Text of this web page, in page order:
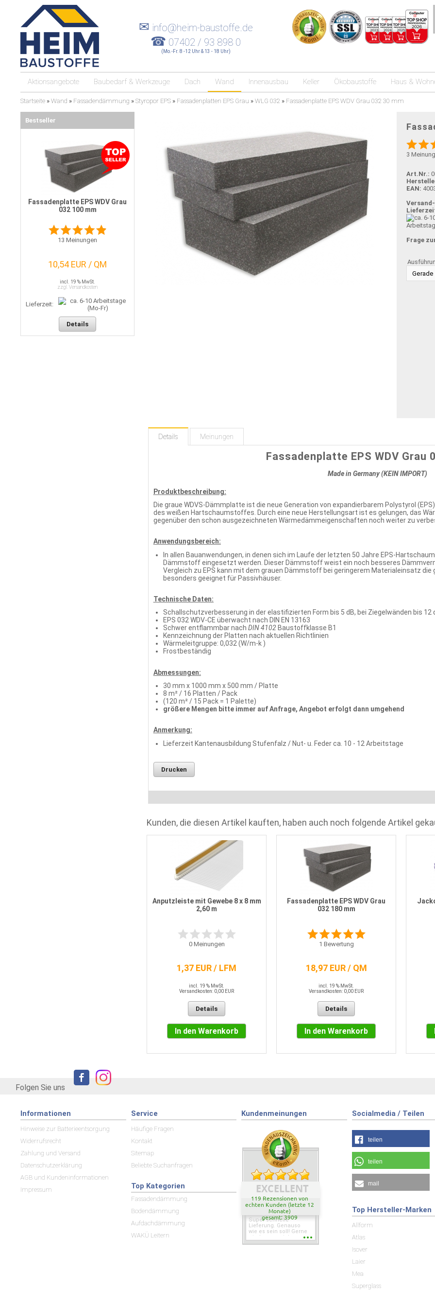
✉ info@heim-baustoffe.de
☎ 07402 / 93 898 0
(Mo.-Fr. 8 -12 Uhr & 13 - 18 Uhr)
Aktionsangebote Baubedarf & Werkzeuge Dach Wand Innenausbau Keller Ökobaustoffe Haus &
Startseite » Wand » Fassadendämmung » Styropor EPS » Fassadenplatten EPS Grau » WLG 032 » Fassadenplatte EPS WDV Grau 032 30 mm
3
Art.Nr.:
EAN:
Frage
Details Meinungen
Fassadenplatte EPS WDV Grau
Made in Germany (KEIN IMPORT)
Produktbeschreibung:
Die graue WDVS-Dämmplatte ist die neue Generation von expandierbarem Polystyrol
des weißen Hartschaumstoffes. Durch eine neue Herstellungsart ist es gelungen, das
gegenüber den schon ausgezeichneten Wärmedämmeigenschaften noch weiter zu
Anwendungsbereich:
In allen Bauanwendungen, in denen sich im Laufe der letzten 50 Jahre EPS-
Dämmstoff eingesetzt werden. Dieser Dämmstoff weist ein noch besseres
Vergleich zu EPS kann mit dem grauen Dämmstoff bei geringerem Materialeinsatz
besonders geeignet für Passivhäuser.
Technische Daten:
Schallschutzverbesserung in der elastifizierten Form bis 5 dB, bei Ziegelwänden bis 12
EPS 032 WDV-CE überwacht nach DIN EN 13163
Schwer entflammbar nach DIN 4102 Baustoffklasse B1
Kennzeichnung der Platten nach aktuellen Richtlinien
Wärmeleitgruppe: 0,032 (W/m-k )
Frostbeständig
Abmessungen:
30 mm x 1000 mm x 500 mm / Platte
8 m² / 16 Platten / Pack
(120 m² / 15 Pack = 1 Palette)
größere Mengen bitte immer auf Anfrage, Angebot erfolgt dann umgehend
Anmerkung:
Lieferzeit Kantenausbildung Stufenfalz / Nut- u. Feder ca. 10 - 12 Arbeitstage
Drucken
Kunden, die diesen Artikel kauften, haben auch noch folgende Artikel
Anputzleiste mit Gewebe 8 x 8 mm
2,60 m
0Meinungen
1,37 EUR / LFM
incl. 19 % MwSt.
Versandkosten: 0,00 EUR
Details
In den Warenkorb
Fassadenplatte EPS WDV Grau
032 180 mm
1 Bewertung
18,97 EUR / QM
incl. 19 % MwSt.
Versandkosten: 0,00 EUR
Details
In den Warenkorb
Bestseller
Fassadenplatte EPS WDV Grau
032 100 mm
13 Meinungen
10,54 EUR / QM
incl. 19 % MwSt.
zzgl. Versandkosten
Lieferzeit:
Details
Folgen Sie uns
Informationen
Hinweise zur Batterieentsorgung
Widerrufsrecht
Zahlung und Versand
Datenschutzerklärung
AGB und Kundeninformationen
Impressum
Service
Häufige Fragen
Kontakt
Sitemap
Beliebte Suchanfragen
Top Kategorien
Fassadendämmung
Bodendämmung
Aufdachdämmung
WAKÜ Leitern
Kundenmeinungen
EXCELLENT
119 Rezensionen von
echten Kunden (letzte 12
Monate)
gesamt: 3909
Super schnelle
Lieferung. Genauso
wie es sein soll! Gerne
wieder wenn ich was
Socialmedia / Teilen
teilen
teilen
mail
Top Hersteller-Marken
Allform
Atlas
Isover
Laier
Mea
Superglass